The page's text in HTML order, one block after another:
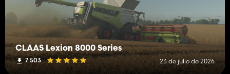
CLAAS Lexion 8000 Series
7 503 23 de julio de 2026